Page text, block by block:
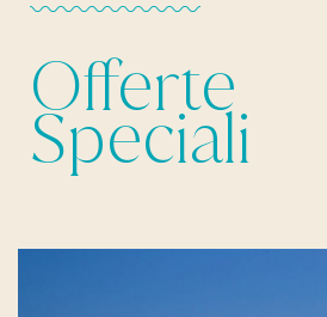
Offerte
Speciali